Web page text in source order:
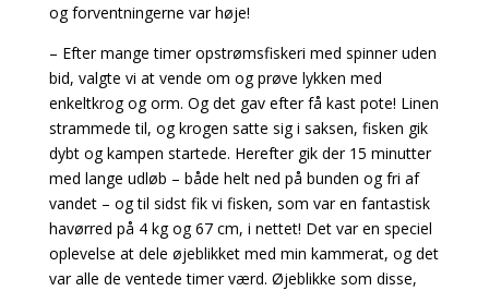
og forventningerne var høje!
– Efter mange timer opstrømsfiskeri med spinner uden
bid, valgte vi at vende om og prøve lykken med
enkeltkrog og orm. Og det gav efter få kast pote! Linen
strammede til, og krogen satte sig i saksen, fisken gik
dybt og kampen startede. Herefter gik der 15 minutter
med lange udløb – både helt ned på bunden og fri af
vandet – og til sidst fik vi fisken, som var en fantastisk
havørred på 4 kg og 67 cm, i nettet! Det var en speciel
oplevelse at dele øjeblikket med min kammerat, og det
var alle de ventede timer værd. Øjeblikke som disse,